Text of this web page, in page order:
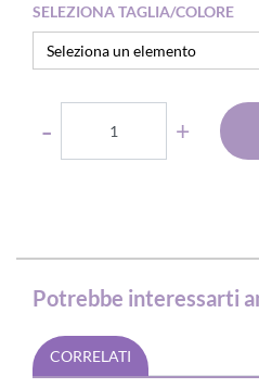
SELEZIONA TAGLIA/COLORE
Seleziona un elemento
Potrebbe interessarti
CORRELATI